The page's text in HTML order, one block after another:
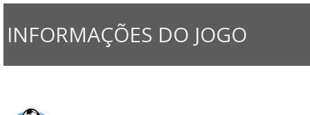
INFORMAÇÕES DO JOGO